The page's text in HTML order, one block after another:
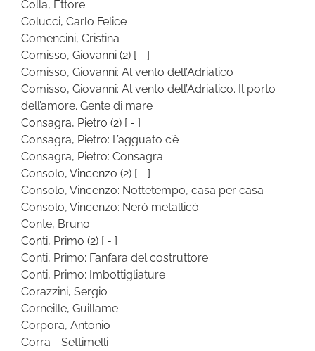
Colla, Ettore
Colucci, Carlo Felice
Comencini, Cristina
Comisso, Giovanni (2) [ - ]
Comisso, Giovanni: Al vento dell’Adriatico
Comisso, Giovanni: Al vento dell’Adriatico. Il porto
dell’amore. Gente di mare
Consagra, Pietro (2) [ - ]
Consagra, Pietro: L’agguato c’è
Consagra, Pietro: Consagra
Consolo, Vincenzo (2) [ - ]
Consolo, Vincenzo: Nottetempo, casa per casa
Consolo, Vincenzo: Nerò metallicò
Conte, Bruno
Conti, Primo (2) [ - ]
Conti, Primo: Fanfara del costruttore
Conti, Primo: Imbottigliature
Corazzini, Sergio
Corneille, Guillame
Corpora, Antonio
Corra - Settimelli